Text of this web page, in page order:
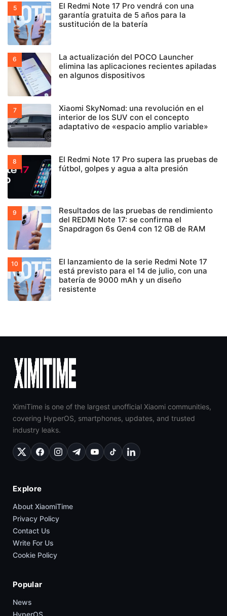
El Redmi Note 17 Pro vendrá con una
garantía gratuita de 5 años para la
sustitución de la batería
La actualización del POCO Launcher
elimina las aplicaciones recientes apiladas
en algunos dispositivos
Xiaomi SkyNomad: una revolución en el
interior de los SUV con el concepto
adaptativo de «espacio amplio variable»
El Redmi Note 17 Pro supera las pruebas de
fútbol, golpes y agua a alta presión
Resultados de las pruebas de rendimiento
del REDMI Note 17: se confirma el
Snapdragon 6s Gen4 con 12 GB de RAM
El lanzamiento de la serie Redmi Note 17
está previsto para el 14 de julio, con una
batería de 9000 mAh y un diseño
resistente
XimiTime is one of the largest unofficial Xiaomi communities,
covering HyperOS, smartphones, updates, and trusted
industry leaks.
Explore
About XiaomiTime
Privacy Policy
Contact Us
Write For Us
Cookie Policy
Popular
News
HyperOS